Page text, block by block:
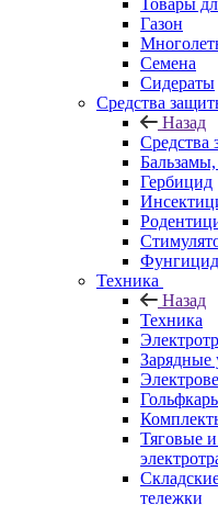
Газон
Семена
Сидераты
Средства
Назад
Средства
Гербицид
Техника
Назад
Техника
Зарядные
Тяговые
тележки